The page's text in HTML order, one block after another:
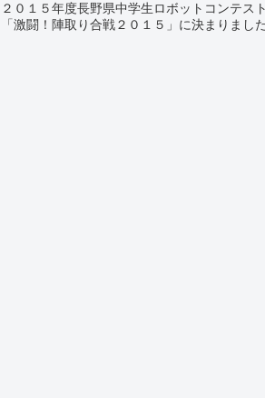
２０１５年度長野県中学生ロボットコンテス
「激闘！陣取り合戦２０１５」に決まりました